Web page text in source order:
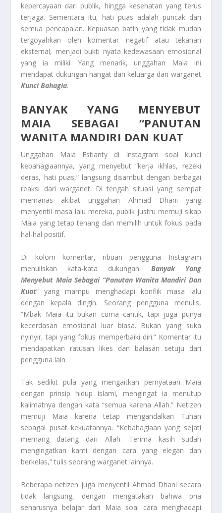
kepercayaan dari publik, hingga kesehatan yang terus
terjaga. Sementara itu, hati puas adalah puncak dari
semua pencapaian. Kepuasan batin yang tidak mudah
tergoyahkan oleh komentar negatif atau tekanan
eksternal, menjadi bukti nyata kedewasaan emosional
yang ia miliki. Yang menarik, unggahan Maia ini
mendapat dukungan hangat dari keluarga dan warganet
Kunci Bahagia.
BANYAK YANG MENYEBUT
MAIA SEBAGAI “PANUTAN
WANITA MANDIRI DAN KUAT
Unggahan Maia Estianty di Instagram soal kunci
kebahagiaannya, yang menyebut “kerja ikhlas, rezeki
deras, hati puas,” langsung disambut dengan berbagai
reaksi dari warganet. Di tengah situasi yang sempat
memanas akibat unggahan Ahmad Dhani yang
menyentil masa lalu mereka, publik justru memuji sikap
Maia yang tetap tenang dan memilih untuk fokus pada
hal-hal positif.
Di kolom komentar, ribuan pengguna Instagram
menuliskan kata-kata dukungan. Banyak Yang
Menyebut Maia Sebagai “Panutan Wanita Mandiri Dan
Kuat” yang mampu menghadapi konflik masa lalu
dengan kepala dingin. Seorang pengguna menulis,
“Mbak Maia itu bukan cuma cantik, tapi juga punya
kecerdasan emosional luar biasa. Bukan yang suka
nyinyir, tapi yang fokus memperbaiki diri.” Komentar itu
mendapatkan ratusan likes dan balasan setuju dari
pengguna lain.
Tak sedikit pula yang mengaitkan pernyataan Maia
dengan prinsip hidup islami, mengingat ia menutup
kalimatnya dengan kata “semua karena Allah.” Netizen
memuji Maia karena tetap mengandalkan Tuhan
sebagai pusat kekuatannya. “Kebahagiaan yang sejati
memang datang dari Allah. Terima kasih sudah
mengingatkan kami dengan cara yang elegan dan
berkelas,” tulis seorang warganet lainnya.
Beberapa netizen juga menyentil Ahmad Dhani secara
tidak langsung, dengan mengatakan bahwa pria
seharusnya belajar dari Maia soal cara menghadapi